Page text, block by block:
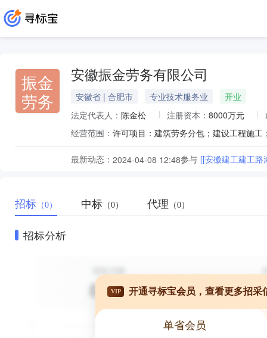
振金
劳务
安徽振金劳务有限公司
安徽省 | 合肥市 专业技术服务业
开业
法定代表人： 陈金松 注册资本： 8000万元
经营范围：
最新动态： 2024-04-08 12:48参与 [[安徽建工建工
招标 （0） 中标 （0） 代理 （0）
招标分析
VIP 开通寻标宝会员，查看更多招采
单省会员